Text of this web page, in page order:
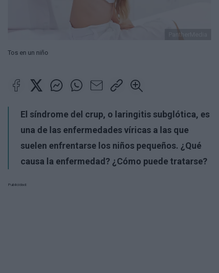
PantherMedia
Tos en un niño
El síndrome del crup, o laringitis subglótica, es
una de las enfermedades víricas a las que
suelen enfrentarse los niños pequeños. ¿Qué
causa la enfermedad? ¿Cómo puede tratarse?
Publicidad: